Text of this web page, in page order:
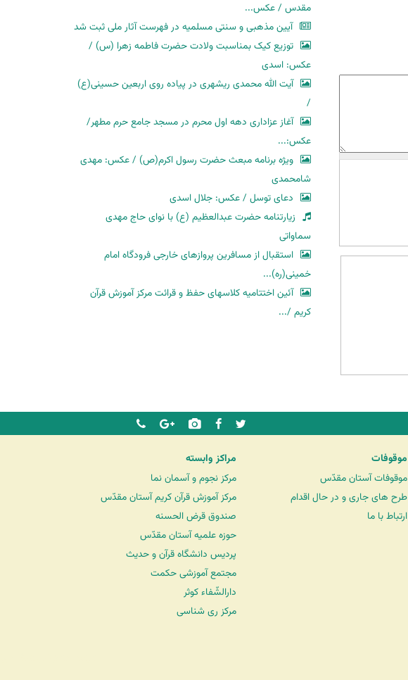
مقدس / عکس...
آیین مذهبی و سنتی مسلمیه در فهرست آثار ملی ثبت شد
توزیع کیک بمناسبت ولادت حضرت فاطمه زهرا (س) /
عکس: اسدی
آیت الله محمدی ریشهری در پیاده روی اربعین حسینی(ع)
/
آغاز عزاداری دهه اول محرم در مسجد جامع حرم مطهر/
عکس:...
ویژه برنامه مبعث حضرت رسول اکرم(ص) / عکس: مهدی
شامحمدی
دعای توسل / عکس: جلال اسدی
زیارتنامه حضرت عبدالعظیم (ع) با نوای حاج مهدی
سماواتی
استقبال از مسافرین پروازهای خارجی فرودگاه امام
خمینی(ره)...
آئین اختتامیه کلاسهای حفظ و قرائت مرکز آموزش قرآن
کریم /...
موقوفات
موقوفات آستان مقدّس
طرح های جاری و در حال اقدام
ارتباط با ما
مراکز وابسته
مرکز نجوم و آسمان نما
مرکز آموزش قرآن کریم آستان مقدّس
صندوق قرض الحسنه
حوزه علمیه آستان مقدّس
پردیس دانشگاه قرآن و حدیث
مجتمع آموزشی حکمت
دارالشّفاء کوثر
مرکز ری شناسی